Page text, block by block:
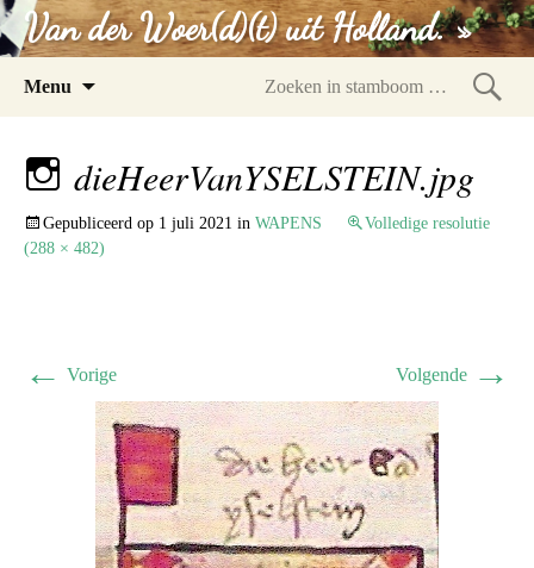
Van der Woer(d)(t) uit Holland. »
Menu
dieHeerVanYSELSTEIN.jpg
Gepubliceerd op 1 juli 2021 in WAPENS
Volledige resolutie
(288 × 482)
← Vorige Volgende →